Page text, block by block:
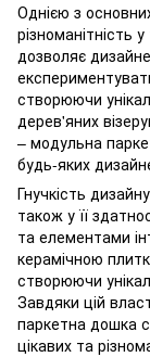
Однією з
різноманітність
дозволяє
створюючи
дерев'яних
– модульна
будь-яких
Гнучкість
також у її
та елементами
керамічною
створюючи
Завдяки цій
паркетна дошка
цікавих та